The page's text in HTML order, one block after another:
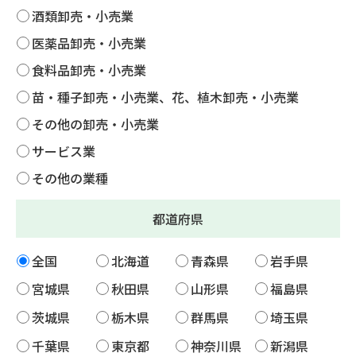
酒類卸売・小売業
医薬品卸売・小売業
食料品卸売・小売業
苗・種子卸売・小売業、花、植木卸売・小売業
その他の卸売・小売業
サービス業
その他の業種
都道府県
全国 北海道 青森県
岩手県
宮城県
秋田県 山形県
福島県
茨城県
栃木県 群馬県
埼玉県
千葉県
東京都 神奈川県
新潟県